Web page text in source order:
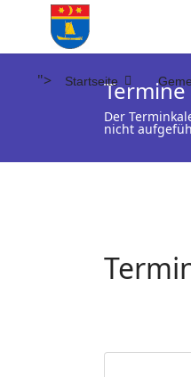
"> StartseiteTermine
Der
nicht